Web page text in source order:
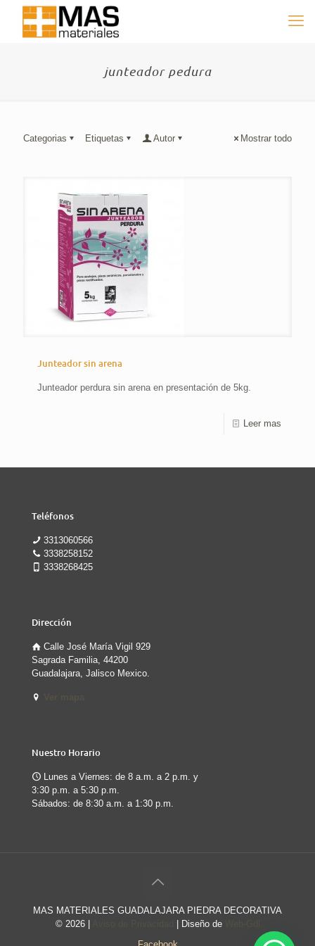
junteador pedura
Categorias Etiquetas Autor Mostrar todo
Junteador sin arena
Junteador perdura sin arena en presentación de 5kg.
Leer mas
Teléfonos
3313060566
3338258152
3338268425
Dirección
Calle José María Vigil 929
Sagrada Familia, 44200
Guadalajara, Jalisco Mexico.
Nuestro Horario
Lunes a Viernes: de 8 a.m. a 2 p.m. y
3:30 p.m. a 5:30 p.m.
Sábados: de 8:30 a.m. a 1:30 p.m.
MAS MATERIALES GUADALAJARA PIEDRA DECORATIVA
© 2026 | | Diseño de